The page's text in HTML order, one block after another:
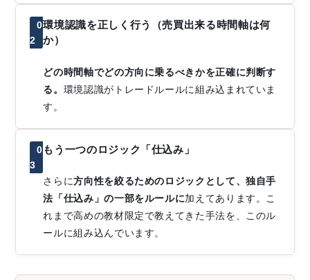
0
2
環境認識を正しく行う（売買出来る時間軸は何
か）
どの時間軸でどの方向に乗るべきかを正確に判断す
る。 環境認識がトレードルールに組み込まれていま
す。
0
3
もう一つのロジック「仕込み」
さらに方向性を絞るためのロジックとして、独自手
法「仕込み」の一部をルールに加えてあります。こ
れまで高めの教材限定で教えてきた手法を、このル
ールに組み込んでいます。